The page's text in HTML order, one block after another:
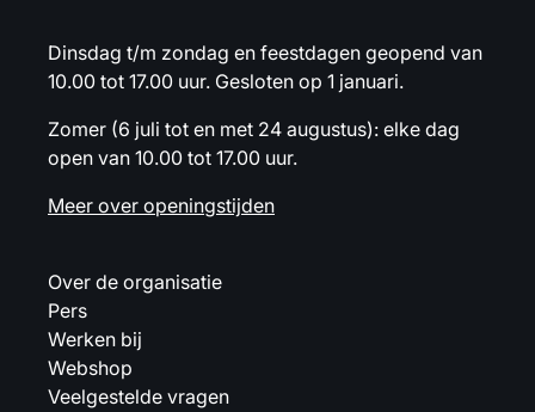
Dinsdag t/m zondag en feestdagen geopend van
10.00 tot 17.00 uur. Gesloten op 1 januari.
Zomer (6 juli tot en met 24 augustus): elke dag
open van 10.00 tot 17.00 uur.
Meer over openingstijden
Over de organisatie
Pers
Werken bij
Webshop
Veelgestelde vragen